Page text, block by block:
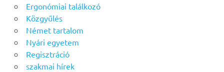
Ergonómiai találkozó
Közgyűlés
Német tartalom
Nyári egyetem
Regisztráció
szakmai hírek